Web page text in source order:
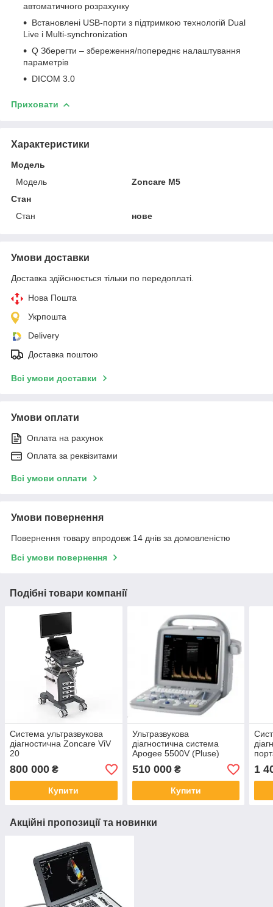
автоматичного розрахунку
Встановлені USB-порти з підтримкою технологій Dual
Live і Multi-synchronization
Q Зберегти – збереження/попереднє налаштування
параметрів
DICOM 3.0
Приховати
Характеристики
Модель
Модель
Zoncare M5
Стан
Стан
нове
Умови доставки
Доставка здійснюється тільки по передоплаті.
Нова Пошта
Укрпошта
Delivery
Доставка поштою
Всі умови доставки
Умови оплати
Оплата на рахунок
Оплата за реквізитами
Всі умови оплати
Умови повернення
Повернення товару впродовж 14 днів за домовленістю
Всі умови повернення
Подібні товари компанії
Система ультразвукова
діагностична Zoncare ViV
20
800 000 ₴
Купити
Ультразвукова
діагностична система
Apogee 5500V (Pluse)
510 000₴
Купити
1
Акційні пропозиції та новинки